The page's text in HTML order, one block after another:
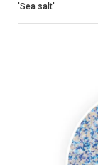
'Sea salt'